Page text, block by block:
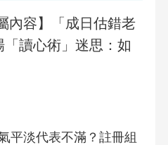
內容】「成日估錯老
讀心術」迷思：如
平淡代表不滿？註冊組